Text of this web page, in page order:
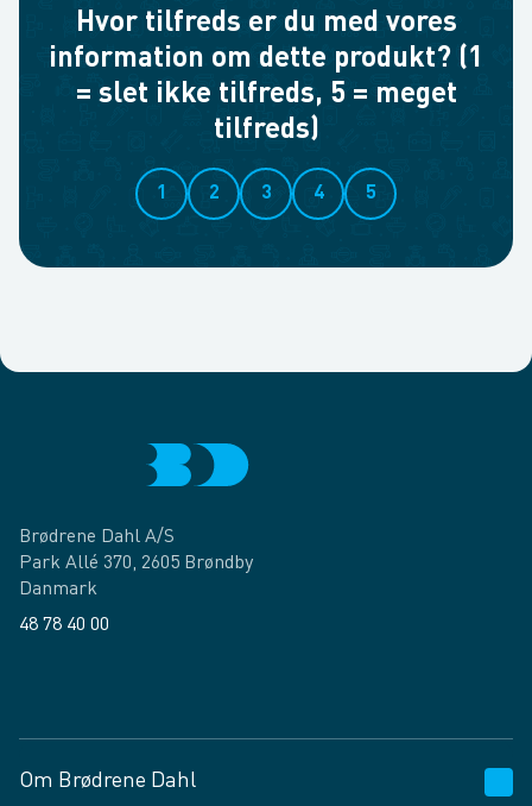
Hvor tilfreds er du med vores
information om dette produkt? (1
= slet ikke tilfreds, 5 = meget
tilfreds)
1 2 3 4 5
Brødrene Dahl A/S
Park Allé 370, 2605 Brøndby
Danmark
48 78 40 00
Om Brødrene Dahl